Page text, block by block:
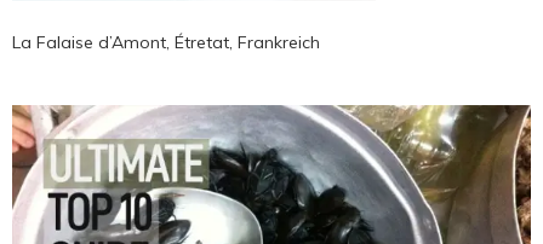
La Falaise d’Amont, Étretat, Frankreich